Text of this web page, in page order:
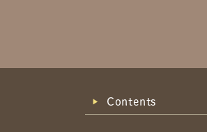
Contents